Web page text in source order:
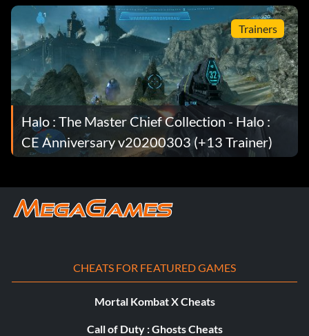
Trainers
Halo : The Master Chief Collection - Halo :
CE Anniversary v20200303 (+13 Trainer)
CHEATS FOR FEATURED GAMES
Mortal Kombat X Cheats
Call of Duty : Ghosts Cheats